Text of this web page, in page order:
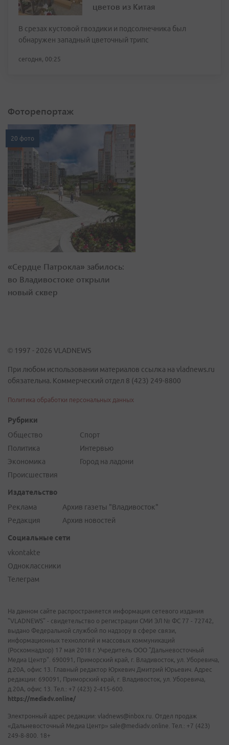
цветов из Китая
В срезах кустовой гвоздики и подсолнечника был
обнаружен западный цветочный трипс
сегодня, 00:25
Фоторепортаж
20 фото
«Сердце Патрокла» забилось:
во Владивостоке открыли
новый сквер
© 1997 - 2026 VLADNEWS
При любом использовании материалов ссылка на vladnews.ru
обязательна. Коммерческий отдел 8 (423) 249-8800
Политика обработки персональных данных
Рубрики
Общество
Политика
Экономика
Происшествия
Спорт
Интервью
Город на ладони
Издательство
Реклама
Редакция
Архив газеты "Владивосток"
Архив новостей
Социальные сети
vkontakte
Одноклассники
Телеграм
На данном сайте распространяется информация сетевого издания
"VLADNEWS" - свидетельство о регистрации СМИ ЭЛ № ФС 77 - 72742,
выдано Федеральной службой по надзору в сфере связи,
информационных технологий и массовых коммуникаций
(Роскомнадзор) 17 мая 2018 г. Учредитель ООО "Дальневосточный
Медиа Центр". 690091, Приморский край, г. Владивосток, ул. Уборевича,
д.20А, офис 13. Главный редактор Юркевич Дмитрий Юрьевич. Адрес
редакции: 690091, Приморский край, г. Владивосток, ул. Уборевича,
д.20А, офис 13. Тел.: +7 (423) 2-415-600.
https://mediadv.online/
Электронный адрес редакции: vladnews@inbox.ru. Отдел продаж
«Дальневосточный Медиа Центр» sale@mediadv.online. Тел.: +7 (423)
249-8-800. 18+